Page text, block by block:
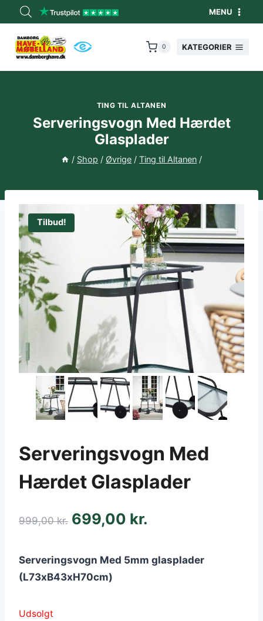
Fortsæt
til
indhold
MENU
0 KATEGORIER
TING TIL ALTANEN
Serveringsvogn Med Hærdet
Glasplader
/ Shop / Øvrige / Ting til Altanen /
Tilbud!
Serveringsvogn Med
Hærdet Glasplader
999,00kr. Den
pris
var:
699,00 kr.
pris
Serveringsvogn Med 5mm glasplader
(L73xB43xH70cm)
Udsolgt